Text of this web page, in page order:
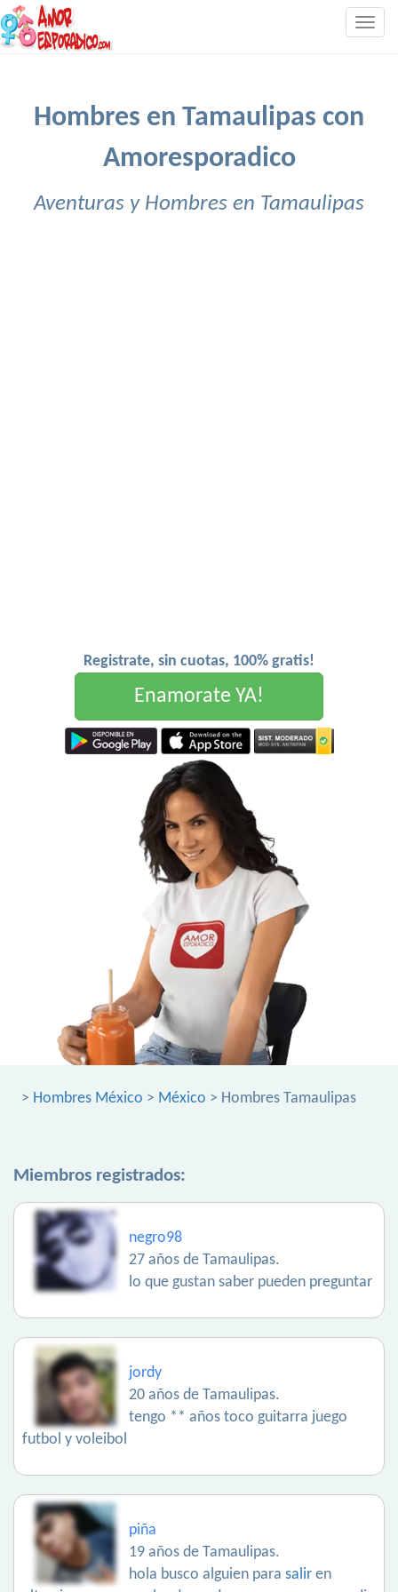
Hombres en Tamaulipas con
Amoresporadico
Aventuras y Hombres en Tamaulipas
Registrate, sin cuotas, 100% gratis!
Enamorate YA!
> Hombres México > México > Hombres Tamaulipas
Miembros registrados:
negro98
27 años de Tamaulipas.
lo que gustan saber pueden preguntar
jordy
20 años de Tamaulipas.
tengo ** años toco guitarra juego
futbol y voleibol
piña
19 años de Tamaulipas.
hola busco alguien para salir en